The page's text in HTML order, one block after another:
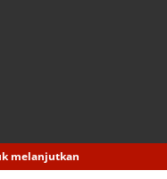
melanjutkan